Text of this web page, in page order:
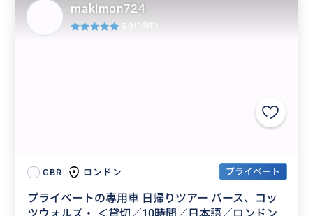
GBR ロンドン プライベート
プライベートの専用車 日帰りツアー バース、コッ
makimon724
5.0 (15件)